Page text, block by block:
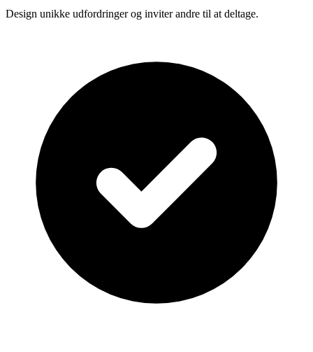
Design unikke udfordringer og inviter andre til at deltage.